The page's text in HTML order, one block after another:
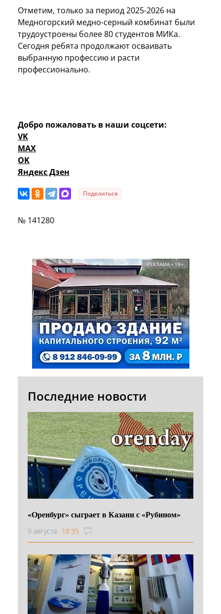
Отметим, только за период 2025-2026 на
Медногорский медно-серный комбинат были
трудоустроены более 80 студентов МИКа.
Сегодня ребята продолжают осваивать
выбранную профессию и расти
профессионально.
Добро пожаловать в наши соцсети:
VK
MAX
OK
Яндекс Дзен
Поделиться
№ 141280
РЕКЛАМА • 18+
Последние новости
«Оренбург» сыграет в Казани с «Рубином»
9 августа 18:35